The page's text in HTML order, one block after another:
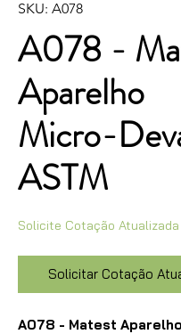
SKU: A078
A078 -
Aparelho
Micro-
ASTM
Solicite Cotação Atualizada
Solicitar Cotação
A078 - Matest